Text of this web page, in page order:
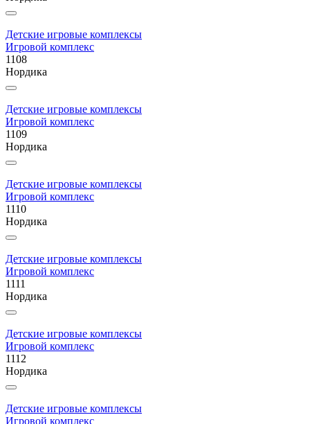
Детские игровые комплексы
Игровой комплекс
1108
Нордика
Детские игровые комплексы
Игровой комплекс
1109
Нордика
Детские игровые комплексы
Игровой комплекс
1110
Нордика
Детские игровые комплексы
Игровой комплекс
1111
Нордика
Детские игровые комплексы
Игровой комплекс
1112
Нордика
Детские игровые комплексы
Игровой комплекс